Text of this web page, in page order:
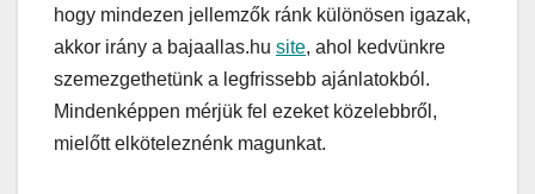
hogy mindezen jellemzők ránk különösen igazak,
akkor irány a bajaallas.hu site, ahol kedvünkre
szemezgethetünk a legfrissebb ajánlatokból.
Mindenképpen mérjük fel ezeket közelebbről,
mielőtt elköteleznénk magunkat.